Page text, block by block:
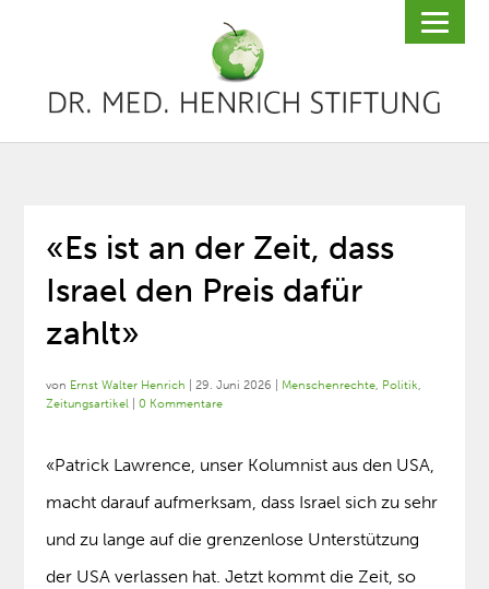
«Es ist an der Zeit, dass
Israel den Preis dafür
zahlt»
von Ernst Walter Henrich |29. Juni 2026 Menschenrechte, Politik,
Zeitungsartikel |0 Kommentare
«Patrick Lawrence, unser Kolumnist aus den USA,
macht darauf aufmerksam, dass Israel sich zu sehr
und zu lange auf die grenzenlose Unterstützung
der USA verlassen hat. Jetzt kommt die Zeit, so